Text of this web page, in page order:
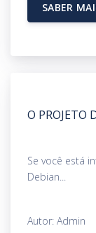
SABER
O PROJETO
Se você está
Debian...
Autor: Admin